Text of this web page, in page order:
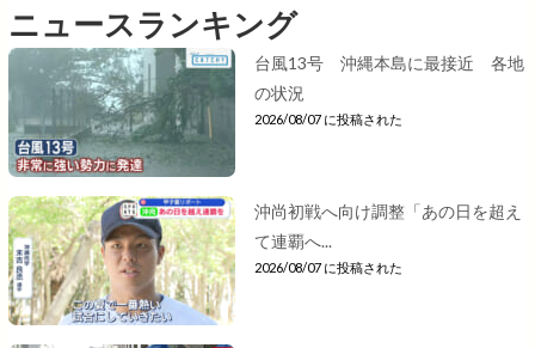
ニュースランキング
台風13号 沖縄本島に最接近 各地
の状況
2026/08/07 に投稿された
沖尚初戦へ向け調整「あの日を超え
て連覇へ...
2026/08/07 に投稿された